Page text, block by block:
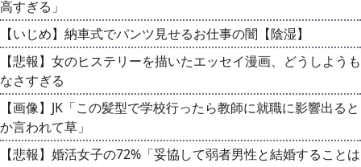
高すぎる」
【いじめ】納車式でパンツ見せるお仕事の闇【陰湿】
【悲報】女のヒステリーを描いたエッセイ漫画、どうしようも
なさすぎる
【画像】JK「この髪型で学校行ったら教師に就職に影響出ると
か言われて草」
【悲報】婚活女子の72%「妥協して弱者男性と結婚することは